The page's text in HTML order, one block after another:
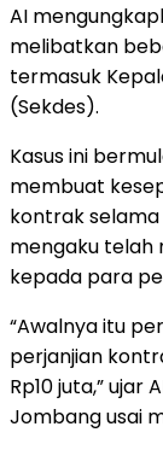
AI
melibatkan
termasuk
(Sekdes).
Kasus ini
membuat
kontrak selama
mengaku telah
kepada para
“Awalnya itu
perjanjian
Rp10 juta,” ujar
Jombang usai